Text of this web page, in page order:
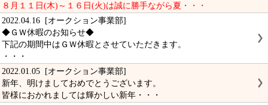
８月１１日(木)～１６日(火)は誠に勝手ながら夏・・・
2022.04.16 [オークション事業部]
◆ＧＷ休暇のお知らせ◆
下記の期間中はＧＷ休暇とさせていただきます。
・・・
2022.01.05 [オークション事業部]
新年、明けましておめでとうございます。
皆様におかれましては輝かしい新年・・・